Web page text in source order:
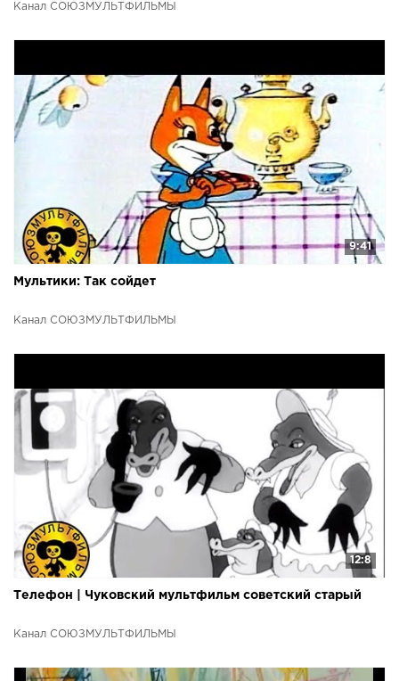
Канал СОЮЗМУЛЬТФИЛЬМЫ
9:41
Мультики: Так сойдет
Канал СОЮЗМУЛЬТФИЛЬМЫ
12:8
Телефон | Чуковский мультфильм советский старый
Канал СОЮЗМУЛЬТФИЛЬМЫ